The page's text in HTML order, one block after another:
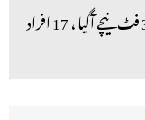
ایئر انڈیا کا طیارہ ہوا میں اچانک 300 فٹ نیچے آگیا ، 17 افراد